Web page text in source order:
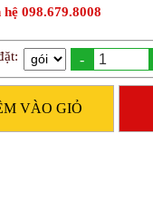
098.679.8008
-
VÀO GIỎ